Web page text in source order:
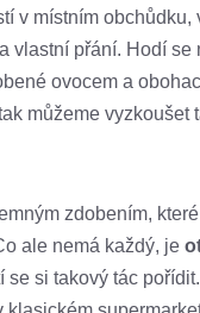
v místním obchůdku,
vlastní přání. Hodí se
ovocem a
můžeme vyzkoušet
zdobením,
ale nemá každý, je
si takový tác